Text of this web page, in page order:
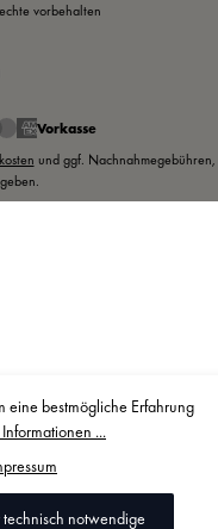
vorbehalten
Vorkasse
und ggf. Nachnahmegebühren,
eine bestmögliche Erfahrung
...
notwendige